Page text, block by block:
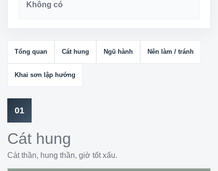
Không có
Tổng quan Cát hung Ngũ hành Nên làm / tránh
Khai sơn lập hướng
01
Cát hung
Cát thần, hung thần, giờ tốt xấu.